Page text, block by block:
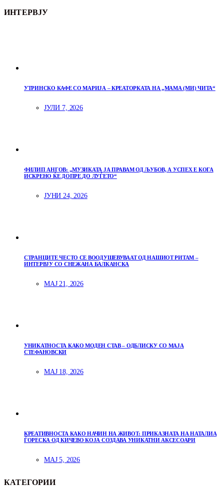
ИНТЕРВЈУ
УТРИНСКО КАФЕ СО МАРИЈА – КРЕАТОРКАТА НА „МАМА (МИ) ЧИТА“
ЈУЛИ 7, 2026
ФИЛИП АНГОВ: „МУЗИКАТА ЈА ПРАВАМ ОД ЉУБОВ, А УСПЕХ Е КОГА
ИСКРЕНО ЌЕ ДОПРЕ ДО ЛУЃЕТО“
ЈУНИ 24, 2026
СТРАНЦИТЕ ЧЕСТО СЕ ВООДУШЕВУВААТ ОД НАШИОТ РИТАМ –
ИНТЕРВЈУ СО СНЕЖАНА БАЛКАНСКА
МАЈ 21, 2026
УНИКАТНОСТА КАКО МОДЕН СТАВ – ОДБЛИСКУ СО МАЈА
СТЕФАНОВСКИ
МАЈ 18, 2026
КРЕАТИВНОСТА КАКО НАЧИН НА ЖИВОТ: ПРИКАЗНАТА НА НАТАЛИА
ЃОРЕСКА ОД КИЧЕВО КОЈА СОЗДАВА УНИКАТНИ АКСЕСОАРИ
МАЈ 5, 2026
КАТЕГОРИИ